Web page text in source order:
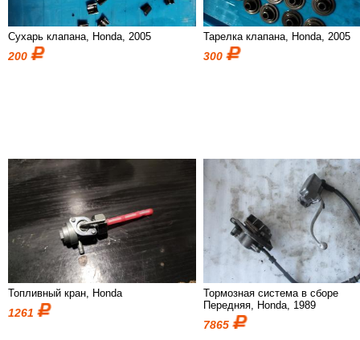
Сухарь клапана, Honda, 2005
200
Тарелка клапана, Honda, 2005
300
Топливный кран, Honda
1261
Тормозная система в сборе
Передняя, Honda, 1989
7865